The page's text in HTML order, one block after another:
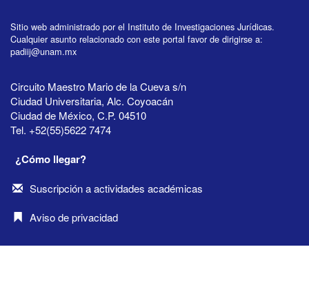
Sitio web administrado por el Instituto de Investigaciones Jurídicas.
Cualquier asunto relacionado con este portal favor de dirigirse a:
padiij@unam.mx
Circuito Maestro Mario de la Cueva s/n
Ciudad Universitaria, Alc. Coyoacán
Ciudad de México, C.P. 04510
Tel. +52(55)5622 7474
¿Cómo llegar?
Suscripción a actividades académicas
Aviso de privacidad